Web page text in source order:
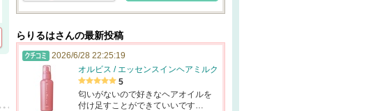
らりるはさんの最新投稿
2026/6/28 22:25:19
オルビス / エッセンスインヘアミルク
5
匂いがないので好きなヘアオイルを
付け足すことができていいです…